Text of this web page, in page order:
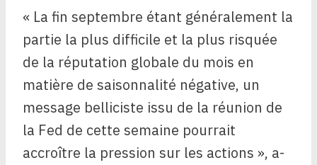
« La fin septembre étant généralement la
partie la plus difficile et la plus risquée
de la réputation globale du mois en
matière de saisonnalité négative, un
message belliciste issu de la réunion de
la Fed de cette semaine pourrait
accroître la pression sur les actions », a-